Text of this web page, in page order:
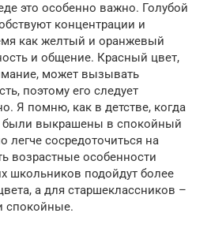
это особенно важно. Голубой
концентрации и
как желтый и оранжевый
и общение. Красный цвет,
может вызывать
поэтому его следует
Я помню, как в детстве, когда
были выкрашены в спокойный
легче сосредоточиться на
возрастные особенности
школьников подойдут более
а для старшеклассников –
спокойные.